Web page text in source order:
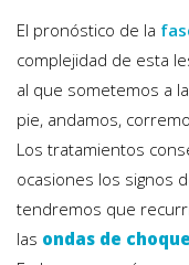
El pronóstico de la
complejidad de esta
al que sometemos a
pie, andamos,
Los tratamientos
ocasiones los signos
tendremos que
las ondas de choque